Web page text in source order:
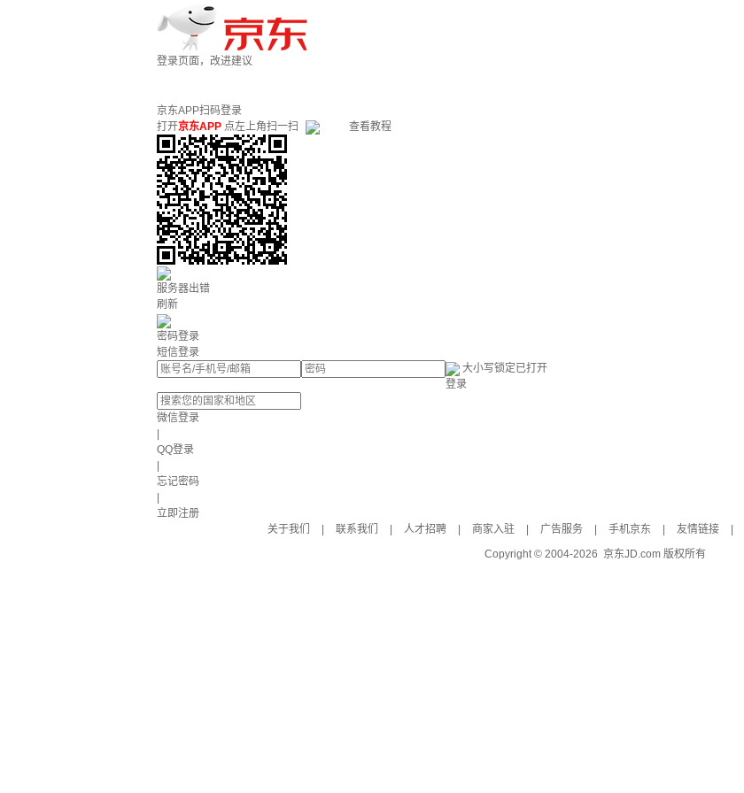
登录页面，改进建议
京东APP扫码登录
打开京东APP 点左上角扫一扫 查看教程
服务器出错
刷新
密码登录
短信登录
大小写锁定已打开
登录
微信登录
QQ登录
忘记密码
立即注册
关于我们
联系我们 人才招聘 商家入驻 广告服务 手机京东 友情链接
Copyright © 2004-2026 京东JD.com 版权所有